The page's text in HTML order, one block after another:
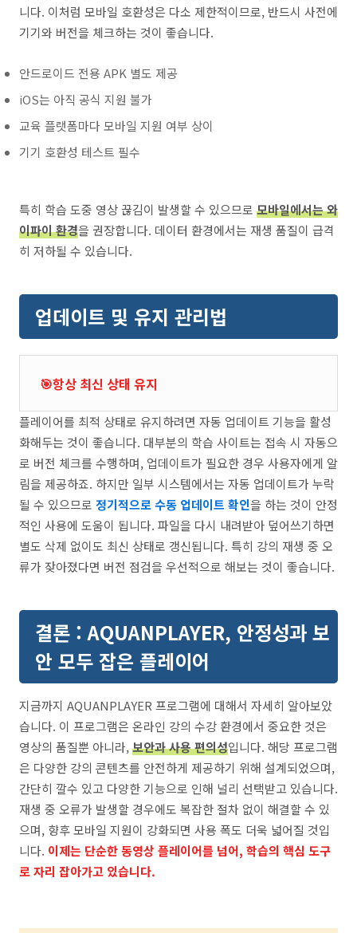
니다. 이처럼 모바일 호환성은 다소 제한적이므로, 반드시 사전에
기기와 버전을 체크하는 것이 좋습니다.
안드로이드 전용 APK 별도 제공
iOS는 아직 공식 지원 불가
교육 플랫폼마다 모바일 지원 여부 상이
기기 호환성 테스트 필수
특히 학습 도중 영상 끊김이 발생할 수 있으므로 모바일에서는 와
이파이 환경을 권장합니다. 데이터 환경에서는 재생 품질이 급격
히 저하될 수 있습니다.
업데이트 및 유지 관리법
🎯항상 최신 상태 유지
플레이어를 최적 상태로 유지하려면 자동 업데이트 기능을 활성
화해두는 것이 좋습니다. 대부분의 학습 사이트는 접속 시 자동으
로 버전 체크를 수행하며, 업데이트가 필요한 경우 사용자에게 알
림을 제공하죠. 하지만 일부 시스템에서는 자동 업데이트가 누락
될 수 있으므로 정기적으로 수동 업데이트 확인을 하는 것이 안정
적인 사용에 도움이 됩니다. 파일을 다시 내려받아 덮어쓰기하면
별도 삭제 없이도 최신 상태로 갱신됩니다. 특히 강의 재생 중 오
류가 잦아졌다면 버전 점검을 우선적으로 해보는 것이 좋습니다.
결론 : AQUANPLAYER, 안정성과 보
안 모두 잡은 플레이어
지금까지 AQUANPLAYER 프로그램에 대해서 자세히 알아보았
습니다. 이 프로그램은 온라인 강의 수강 환경에서 중요한 것은
영상의 품질뿐 아니라,보안과 사용 편의성입니다. 해당 프로그램
은 다양한 강의 콘텐츠를 안전하게 제공하기 위해 설계되었으며,
간단히 깔수 있고 다양한 기능으로 인해 널리 선택받고 있습니다.
재생 중 오류가 발생할 경우에도 복잡한 절차 없이 해결할 수 있
으며, 향후 모바일 지원이 강화되면 사용 폭도 더욱 넓어질 것입
니다. 이제는 단순한 동영상 플레이어를 넘어, 학습의 핵심 도구
로 자리 잡아가고 있습니다.